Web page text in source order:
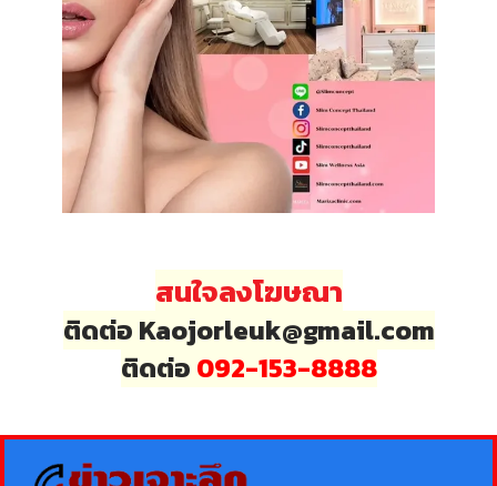
สนใจลงโฆษณา
ติดต่อ Kaojorleuk@gmail.com
ติดต่อ 092-153-8888